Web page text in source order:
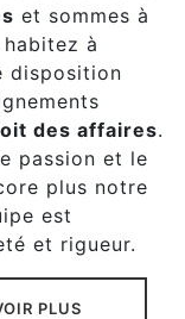
et sommes à
à
disposition
des affaires.
passion et le
plus notre
est
et rigueur.
PLUS